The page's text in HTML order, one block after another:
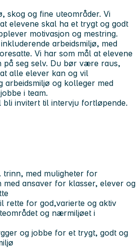
skog og fine uteområder. Vi
elevene skal ha et trygt og godt
motivasjon og mestring.
arbeidsmiljø, med
Vi har som mål at elevene
på seg selv. Du bør være raus,
alle elever kan og vil
arbeidsmiljø og kolleger med
i team.
bli invitert til intervju fortløpende.
trinn, med muligheter for
ansaver for klasser, elever og
rette for god,varierte og aktiv
og nærmiljøet i
og jobbe for et trygt, godt og